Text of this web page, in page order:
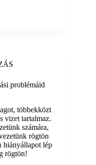
problémáid
többekközt
vizet tartalmaz.
számára,
rögtön
hiányállapot lép
rögtön!